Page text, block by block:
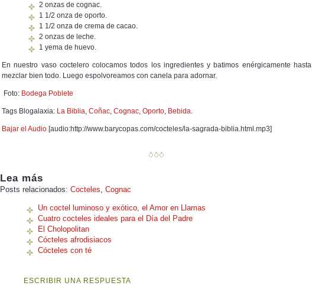
2 onzas de cognac.
1 1/2 onza de oporto.
1 1/2 onza de crema de cacao.
2 onzas de leche.
1 yema de huevo.
En nuestro vaso coctelero colocamos todos los ingredientes y batimos enérgicamente hasta
mezclar bien todo. Luego espolvoreamos con canela para adornar.
Foto: Bodega Poblete
Tags Blogalaxia: La Biblia, Coñac, Cognac, Oporto, Bebida.
Bajar el Audio [audio:http://www.barycopas.com/cocteles/la-sagrada-biblia.html.mp3]
Lea más
Posts relacionados: Cocteles, Cognac
Un coctel luminoso y exótico, el Amor en Llamas
Cuatro cocteles ideales para el Día del Padre
El Cholopolitan
Cócteles afrodisiacos
Cócteles con té
ESCRIBIR UNA RESPUESTA